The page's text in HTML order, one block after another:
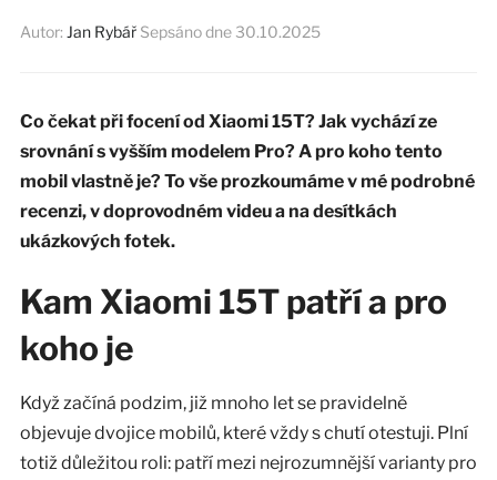
Autor: Jan Rybář Sepsáno dne 30.10.2025
Co čekat při focení od Xiaomi 15T? Jak vychází ze
srovnání s vyšším modelem Pro? A pro koho tento
mobil vlastně je? To vše prozkoumáme v mé podrobné
recenzi, v doprovodném videu a na desítkách
ukázkových fotek.
Kam Xiaomi 15T patří a pro
koho je
Když začíná podzim, již mnoho let se pravidelně
objevuje dvojice mobilů, které vždy s chutí otestuji. Plní
totiž důležitou roli: patří mezi nejrozumnější varianty pro